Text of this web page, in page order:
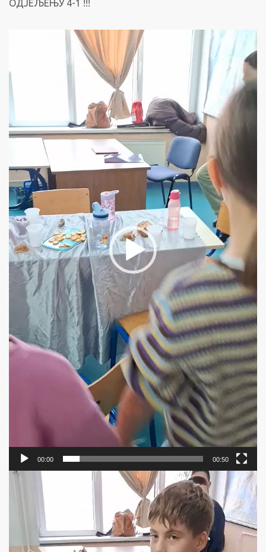
ОДЈЕЉЕЊУ 4-1 !!!
00:00 00:50
Прегледач